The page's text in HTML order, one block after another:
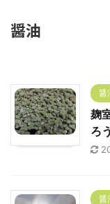
醤油
醤
麹
ろ
醤